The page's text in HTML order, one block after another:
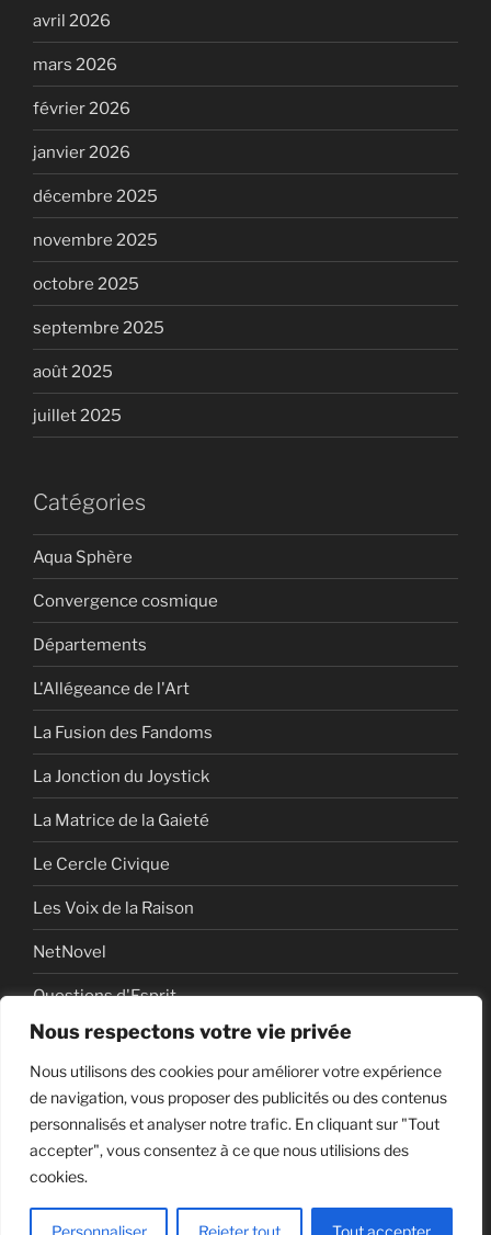
Nous respectons votre vie privée
Nous utilisons des cookies pour améliorer votre expérience
de navigation, vous proposer des publicités ou des contenus
personnalisés et analyser notre trafic. En cliquant sur "Tout
accepter", vous consentez à ce que nous utilisions des
cookies.
Personnaliser Rejeter tout Tout accepter
avril 2026
mars 2026
février 2026
janvier 2026
décembre 2025
novembre 2025
octobre 2025
septembre 2025
août 2025
juillet 2025
Catégories
Aqua Sphère
Convergence cosmique
Départements
L'Allégeance de l'Art
La Fusion des Fandoms
La Jonction du Joystick
La Matrice de la Gaieté
Le Cercle Civique
Les Voix de la Raison
NetNovel
Questions d'Esprit
Série
Série vidéo
WordPress